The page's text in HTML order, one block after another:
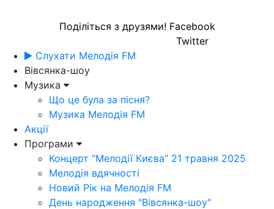
Поділіться з друзями! Facebook
Twitter
Слухати Мелодія FM
Вівсянка-шоу
Музика
Що це була за пісня?
Музика Мелодія FM
Акції
Програми
Концерт “Мелодії Києва” 21 травня 2025
Мелодія вдячності
Новий Рік на Мелодія FM
День народження "Вівсянка-шоу"